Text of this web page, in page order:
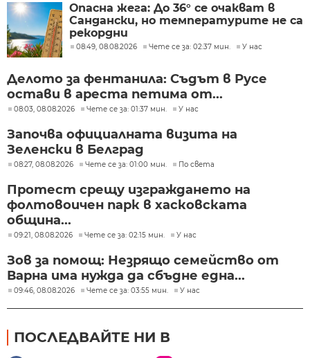
Опасна жега: До 36° се очакват в
Сандански, но температурите не са
рекордни
08:49, 08.08.2026 Чете се за: 02:37 мин. У нас
Делото за фентанила: Съдът в Русе
остави в ареста петима от...
08:03, 08.08.2026 Чете се за: 01:37 мин. У нас
Започва официалната визита на
Зеленски в Белград
08:27, 08.08.2026 Чете се за: 01:00 мин. По света
Протест срещу изграждането на
фолтовоичен парк в хасковската
община...
09:21, 08.08.2026 Чете се за: 02:15 мин. У нас
Зов за помощ: Незрящо семейство от
Варна има нужда да сбъдне една...
09:46, 08.08.2026 Чете се за: 03:55 мин. У нас
ПОСЛЕДВАЙТЕ НИ В